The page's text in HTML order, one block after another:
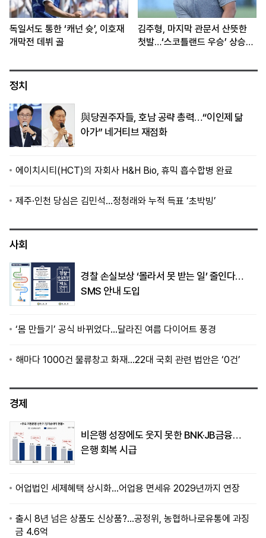
독일서도 통한 ‘캐넌 슛’, 이호재
개막전 데뷔 골
김주형, 마지막 관문서 산뜻한
첫발…‘스코틀랜드 우승’ 상승세
정치
與당권주자들, 호남 공략 총력…“이인제 닮
아가” 네거티브 재점화
에이치시티(HCT)의 자회사 H&H Bio, 휴믹 흡수합병 완료
제주·인천 당심은 김민석…정청래와 누적 득표 ‘초박빙’
사회
경찰 손실보상 ‘몰라서 못 받는 일’ 줄인다…
SMS 안내 도입
‘몸 만들기’ 공식 바뀌었다…달라진 여름 다이어트 풍경
해마다 1000건 물류창고 화재…22대 국회 관련 법안은 ‘0건’
경제
비은행 성장에도 웃지 못한 BNK·JB금융…
은행 회복 시급
어업법인 세제혜택 상시화…어업용 면세유 2029년까지 연장
출시 8년 넘은 상품도 신상품?…공정위, 농협하나로유통에 과징
금 4.6억